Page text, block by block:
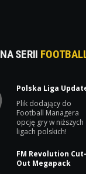
SERII
Polska Liga
Plik dodający do
Football Managera
opcję gry w niższych
ligach polskich!
FM Revolution
Out Megapack